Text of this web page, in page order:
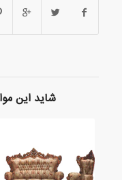
شاید این